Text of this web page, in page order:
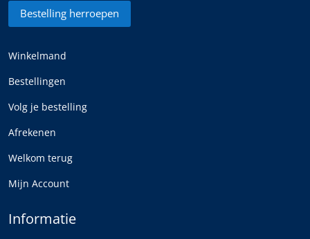
Bestelling herroepen
Winkelmand
Bestellingen
Volg je bestelling
Afrekenen
Welkom terug
Mijn Account
Informatie